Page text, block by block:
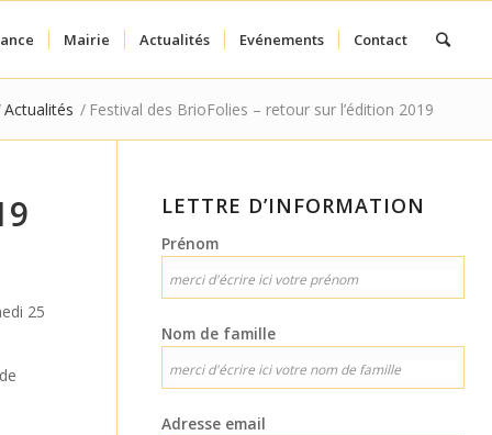
Mairie Actualités Evénements Contact
Actualités / Festival des BrioFolies – retour sur l’édition 2019
25
LETTRE D’INFORMATION
Prénom
Nom de famille
Adresse email